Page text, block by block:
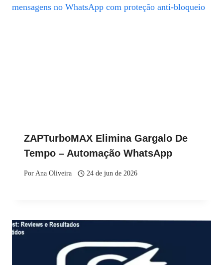
ZAPTurboMAX Elimina Gargalo De
Tempo – Automação WhatsApp
PorAna Oliveira 24 de jun de 2026